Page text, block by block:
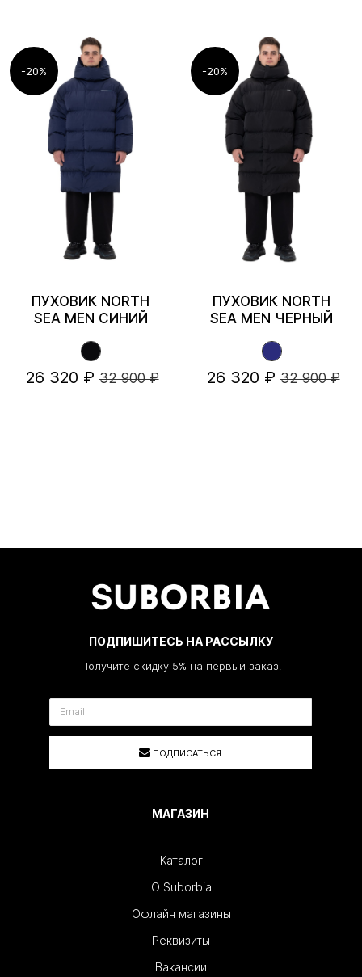
-20%
ПУХОВИК NORTH
SEA MEN СИНИЙ
26 320 ₽ 32 900 ₽
-20%
ПУХОВИК NORTH
SEA MEN ЧЕРНЫЙ
26 320 ₽ 32 900 ₽
ПОДПИШИТЕСЬ НА РАССЫЛКУ
Получите скидку 5% на первый заказ.
ПОДПИСАТЬСЯ
МАГАЗИН
Каталог
О Suborbia
Офлайн магазины
Реквизиты
Вакансии